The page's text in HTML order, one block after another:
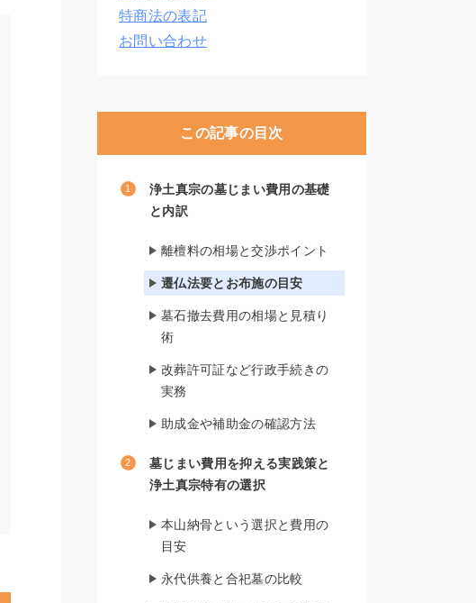
特商法の表記
お問い合わせ
この記事の目次
浄土真宗の墓じまい費用の基礎
と内訳
離檀料の相場と交渉ポイント
遷仏法要とお布施の目安
墓石撤去費用の相場と見積り
術
改葬許可証など行政手続きの
実務
助成金や補助金の確認方法
墓じまい費用を抑える実践策と
浄土真宗特有の選択
本山納骨という選択と費用の
目安
永代供養と合祀墓の比較